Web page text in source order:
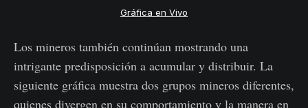
Gráfica en Vivo
Los mineros también continúan mostrando una
intrigante predisposición a acumular y distribuir. La
siguiente gráfica muestra dos grupos mineros diferentes,
quienes divergen en su comportamiento y la manera en